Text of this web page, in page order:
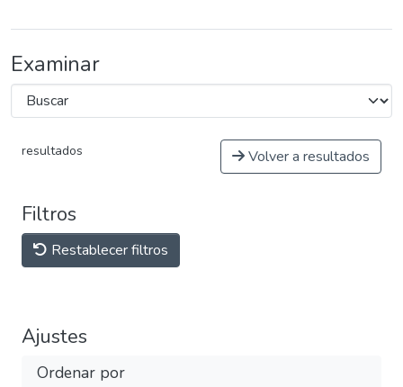
Examinar
resultados Volver a resultados
Filtros
Restablecer filtros
Ajustes
Ordenar por